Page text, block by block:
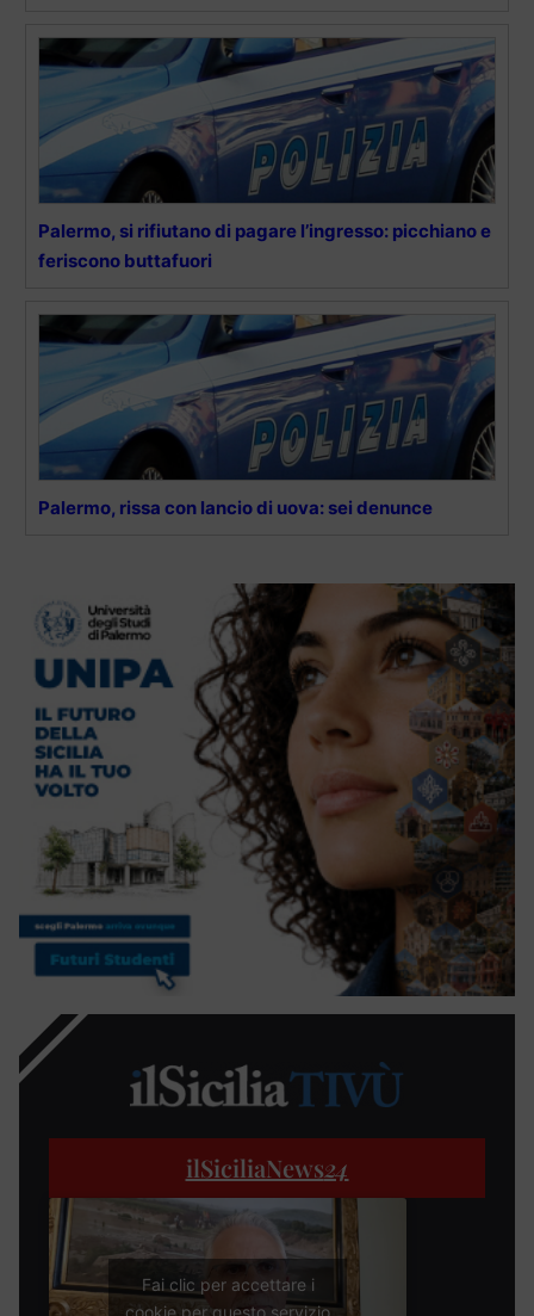
Palermo, si rifiutano di pagare l’ingresso: picchiano e
feriscono buttafuori
Palermo, rissa con lancio di uova: sei denunce
ilSiciliaNews24
Fai clic per accettare i